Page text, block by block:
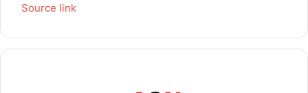
Source link